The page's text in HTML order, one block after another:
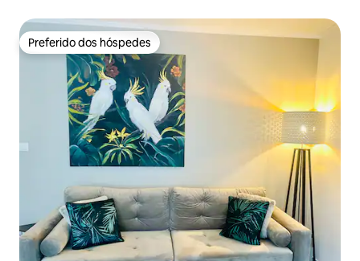
Preferido dos hóspedes
Preferido dos hóspedes